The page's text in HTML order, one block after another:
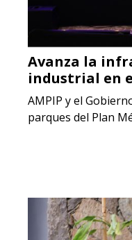
Avanza la
industrial en
AMPIP y el
parques del Plan